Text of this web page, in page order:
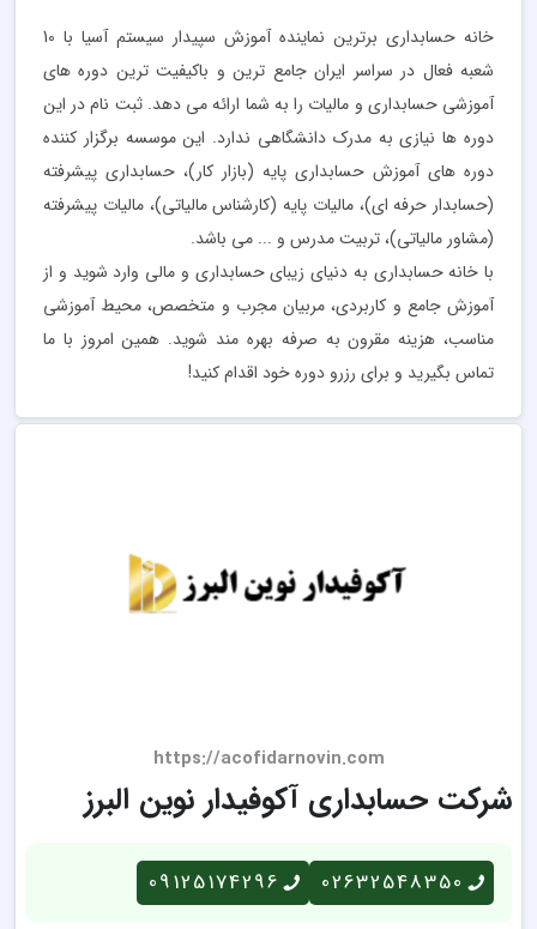
خانه حسابداری برترین نماینده آموزش سپیدار سیستم آسیا با 10
شعبه فعال در سراسر ایران جامع ترین و باکیفیت ترین دوره های
آموزشی حسابداری و مالیات را به شما ارائه می دهد. ثبت نام در این
دوره ها نیازی به مدرک دانشگاهی ندارد. این موسسه برگزار کننده
دوره های آموزش حسابداری پایه (بازار کار)، حسابداری پیشرفته
(حسابدار حرفه ای)، مالیات پایه (کارشناس مالیاتی)، مالیات پیشرفته
(مشاور مالیاتی)، تربیت مدرس و ... می باشد.
با خانه حسابداری به دنیای زیبای حسابداری و مالی وارد شوید و از
آموزش جامع و کاربردی، مربیان مجرب و متخصص، محیط آموزشی
مناسب، هزینه مقرون به صرفه بهره مند شوید. همین امروز با ما
تماس بگیرید و برای رزرو دوره خود اقدام کنید!
https://acofidarnovin.com
شرکت حسابداری آکوفیدار نوین البرز
02632548350
09125174296